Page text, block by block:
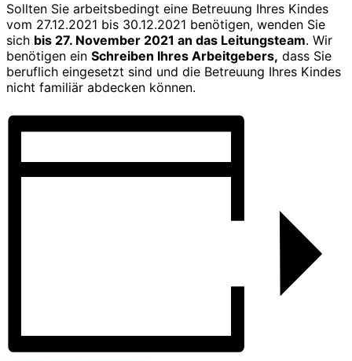
Sollten Sie arbeitsbedingt eine Betreuung Ihres Kindes
vom 27.12.2021 bis 30.12.2021 benötigen, wenden Sie
sich bis 27. November 2021 an das Leitungsteam. Wir
benötigen ein Schreiben Ihres Arbeitgebers, dass Sie
beruflich eingesetzt sind und die Betreuung Ihres Kindes
nicht familiär abdecken können.